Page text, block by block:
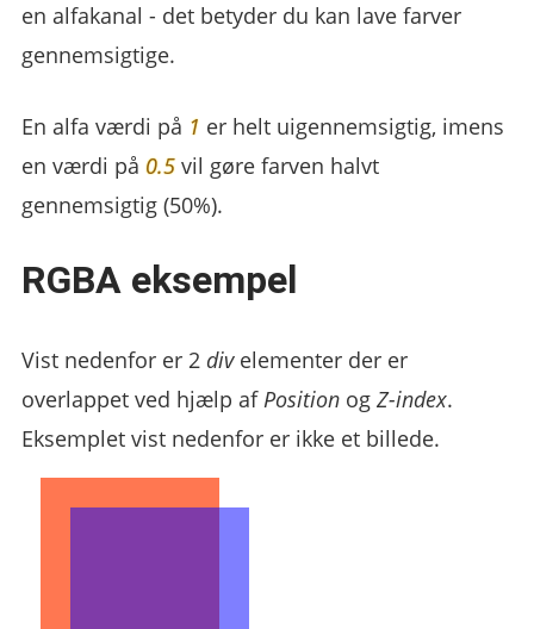
en alfakanal - det betyder du kan lave farver
gennemsigtige.
En alfa værdi på 1 er helt uigennemsigtig, imens
en værdi på0.5 vil gøre farven halvt
gennemsigtig (50%).
RGBA eksempel
Vist nedenfor er 2divelementer der er
overlappet ved hjælp af Position ogZ-index.
Eksemplet vist nedenfor er ikke et billede.